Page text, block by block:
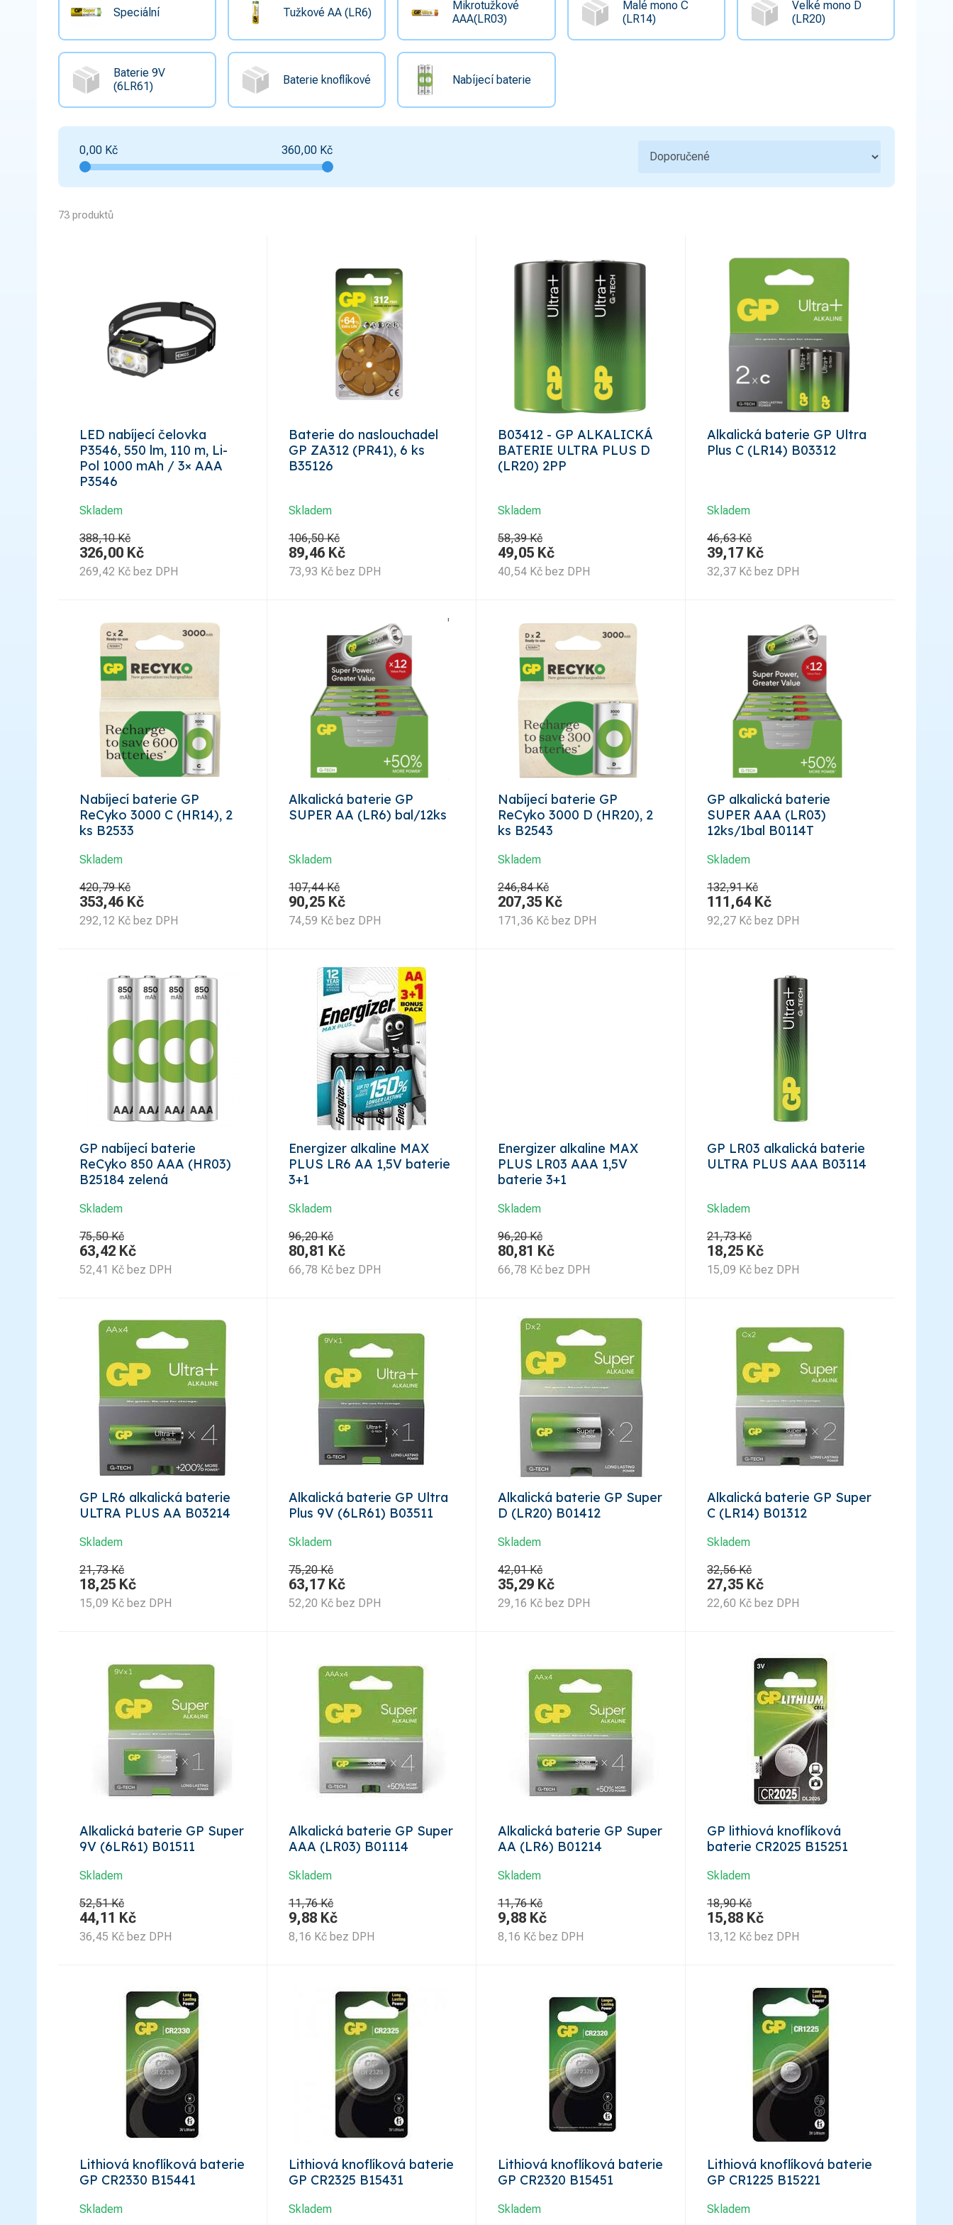
Speciální Tužkové AA (LR6)
Mikrotužkové
AAA(LR03)
Malé mono C
(LR14)
Velké mono D
(LR20)
Baterie 9V
(6LR61)
Baterie knoflíkové Nabíjecí baterie
0,00 Kč 360,00 Kč
73 produktů
LED nabíjecí čelovka
P3546, 550 lm, 110 m, Li-
Pol 1000 mAh / 3× AAA
P3546
Skladem
388,10 Kč
326,00 Kč
269,42 Kč bez DPH
Baterie do naslouchadel
GP ZA312 (PR41), 6 ks
B35126
Skladem
106,50 Kč
89,46 Kč
73,93 Kč bez DPH
B03412 - GP ALKALICKÁ
BATERIE ULTRA PLUS D
(LR20) 2PP
Skladem
58,39 Kč
49,05 Kč
40,54 Kč bez DPH
Alkalická baterie GP Ultra
Plus C (LR14) B03312
Skladem
46,63 Kč
39,17 Kč
32,37 Kč bez DPH
Nabíjecí baterie GP
ReCyko 3000 C (HR14), 2
ks B2533
Skladem
420,79 Kč
353,46 Kč
292,12 Kč bez DPH
Alkalická baterie GP
SUPER AA (LR6) bal/12ks
Skladem
107,44 Kč
90,25 Kč
74,59 Kč bez DPH
Nabíjecí baterie GP
ReCyko 3000 D (HR20), 2
ks B2543
Skladem
246,84 Kč
207,35 Kč
171,36 Kč bez DPH
GP alkalická baterie
SUPER AAA (LR03)
12ks/1bal B0114T
Skladem
132,91 Kč
111,64Kč
92,27 Kč bez DPH
GP nabíjecí baterie
ReCyko 850 AAA (HR03)
B25184 zelená
Skladem
75,50 Kč
63,42 Kč
52,41 Kč bez DPH
Energizer alkaline MAX
PLUS LR6 AA 1,5V baterie
3+1
Skladem
96,20 Kč
80,81 Kč
66,78 Kč bez DPH
Energizer alkaline MAX
PLUS LR03 AAA 1,5V
baterie 3+1
Skladem
96,20 Kč
80,81 Kč
66,78 Kč bez DPH
GP LR03 alkalická baterie
ULTRA PLUS AAA B03114
Skladem
21,73 Kč
18,25 Kč
15,09 Kč bez DPH
GP LR6 alkalická baterie
ULTRA PLUS AA B03214
Skladem
21,73 Kč
18,25 Kč
15,09 Kč bez DPH
Alkalická baterie GP Ultra
Plus 9V (6LR61) B03511
Skladem
75,20 Kč
63,17 Kč
52,20 Kč bez DPH
Alkalická baterie GP Super
D (LR20) B01412
Skladem
42,01 Kč
35,29 Kč
29,16 Kč bez DPH
Alkalická baterie GP Super
C (LR14) B01312
Skladem
32,56 Kč
27,35 Kč
22,60 Kč bez DPH
Alkalická baterie GP Super
9V (6LR61) B01511
Skladem
52,51 Kč
44,11 Kč
36,45 Kč bez DPH
Alkalická baterie GP Super
AAA (LR03) B01114
Skladem
11,76 Kč
9,88 Kč
8,16 Kč bez DPH
Alkalická baterie GP Super
AA (LR6) B01214
Skladem
11,76 Kč
9,88 Kč
8,16 Kč bez DPH
GP lithiová knoflíková
baterie CR2025 B15251
Skladem
18,90 Kč
15,88 Kč
13,12 Kč bez DPH
Lithiová knoflíková baterie
GP CR2330 B15441
Skladem
Lithiová knoflíková baterie
GP CR2325 B15431
Skladem
Lithiová knoflíková baterie
GP CR2320 B15451
Skladem
Lithiová knoflíková baterie
GP CR1225 B15221
Skladem
Bezpečnost a ochranné pomůcky